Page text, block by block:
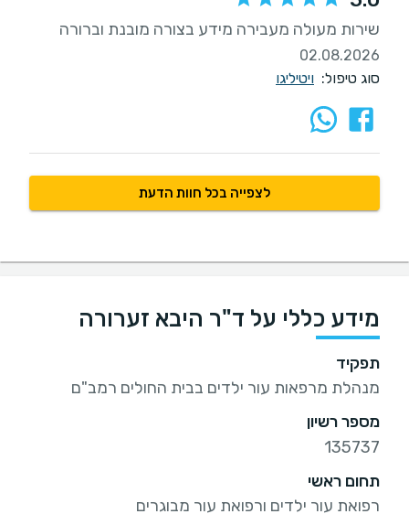
שירות מעולה מעבירה מידע בצורה מובנת וברורה
02.08.2026
סוג טיפול: ויטיליגו
לצפייה בכל חוות הדעת
מידע כללי על ד"ר היבא זערורה
תפקיד
מנהלת מרפאות עור ילדים בבית החולים רמב"ם
מספר רשיון
135737
תחום ראשי
רפואת עור ילדים ורפואת עור מבוגרים